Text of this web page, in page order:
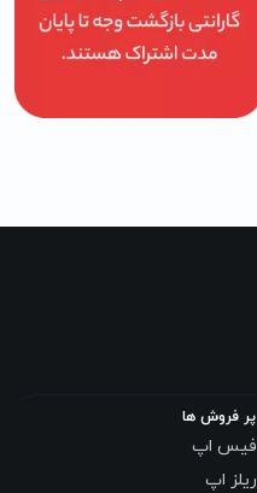
پر فروش ها
فیس اپ
ریلز اپ